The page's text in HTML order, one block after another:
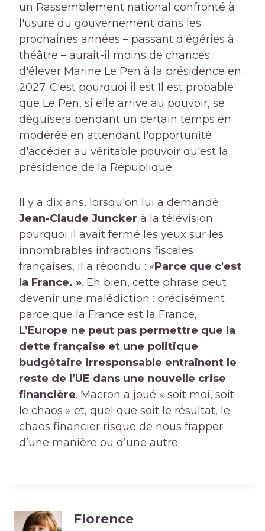
un Rassemblement national confronté à
l'usure du gouvernement dans les
prochaines années – passant d'égéries à
théâtre – aurait-il moins de chances
d'élever Marine Le Pen à la présidence en
2027. C'est pourquoi il est Il est probable
que Le Pen, si elle arrive au pouvoir, se
déguisera pendant un certain temps en
modérée en attendant l'opportunité
d'accéder au véritable pouvoir qu'est la
présidence de la République.
Il y a dix ans, lorsqu'on lui a demandé
Jean-Claude Juncker à la télévision
pourquoi il avait fermé les yeux sur les
innombrables infractions fiscales
françaises, il a répondu : «Parce que c'est
la France. ». Eh bien, cette phrase peut
devenir une malédiction : précisément
parce que la France est la France,
L’Europe ne peut pas permettre que la
dette française et une politique
budgétaire irresponsable entraînent le
reste de l’UE dans une nouvelle crise
financière. Macron a joué « soit moi, soit
le chaos » et, quel que soit le résultat, le
chaos financier risque de nous frapper
d’une manière ou d’une autre.
Florence